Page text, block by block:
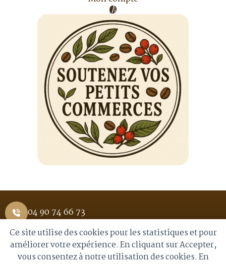
04 90 74 66 73
1 Place Saint Pierre 84400 APT
info@royalmoka.fr
Ce site utilise des cookies pour les statistiques et pour
améliorer votre expérience. En cliquant sur Accepter,
vous consentez à notre utilisation des cookies. En